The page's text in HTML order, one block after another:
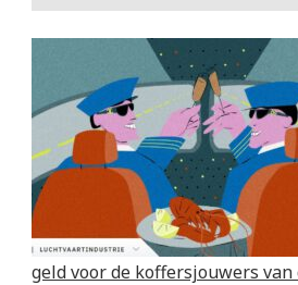
geld voor de koffersjouwers